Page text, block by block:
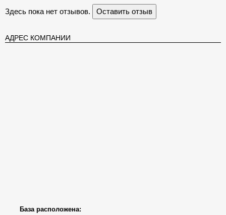
Здесь пока нет отзывов. Оставить отзыв
АДРЕС КОМПАНИИ
База расположена: